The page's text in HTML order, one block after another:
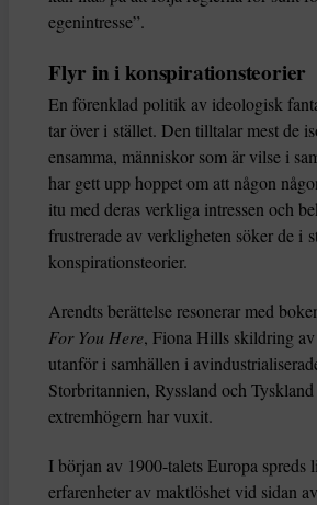
egenintresse”.
Flyr in i konspirationsteorier
En förenklad politik av ideologisk
tar över i stället. Den tilltalar mest de
ensamma, människor som är vilse i
har gett upp hoppet om att någon
itu med deras verkliga intressen och
frustrerade av verkligheten söker de i
konspirationsteorier.
Arendts berättelse resonerar med
For You Here, Fiona Hills skildring av
utanför i samhällen i
Storbritannien, Ryssland och
extremhögern har vuxit.
I början av 1900-talets Europa spreds
erfarenheter av maktlöshet vid sidan